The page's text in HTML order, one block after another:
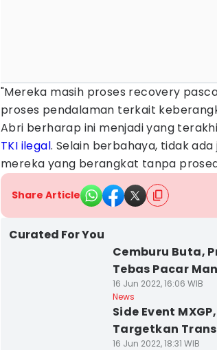
"Mereka masih proses recovery
proses pendalaman terkait
Abri berharap ini menjadi yang
TKI ilegal. Selain berbahaya, tidak
mereka yang berangkat tanpa
Share Article
Curated For You
Cemburu Buta,
Tebas Pacar
16 Jun 2022, 16:06 WIB
News
Side Event
Targetkan
16 Jun 2022, 18:31 WIB